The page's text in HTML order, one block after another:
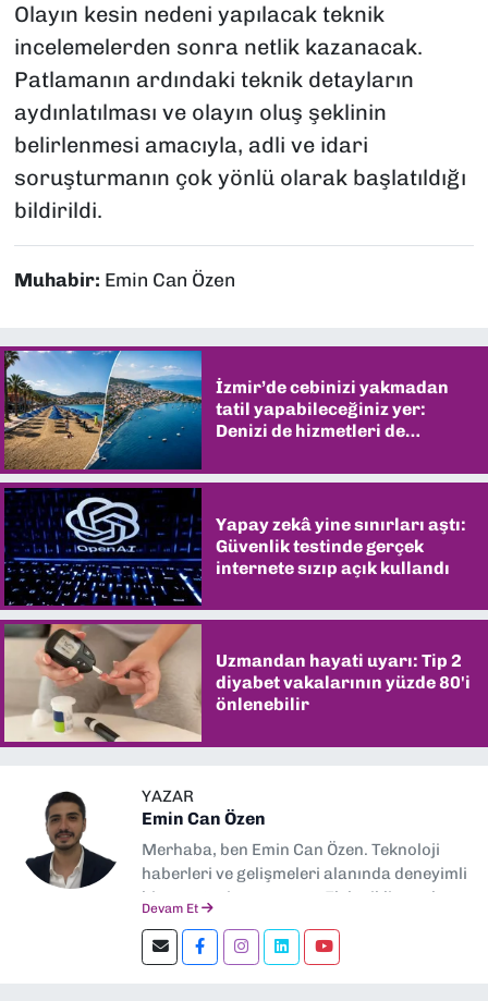
Olayın kesin nedeni yapılacak teknik
incelemelerden sonra netlik kazanacak.
Patlamanın ardındaki teknik detayların
aydınlatılması ve olayın oluş şeklinin
belirlenmesi amacıyla, adli ve idari
soruşturmanın çok yönlü olarak başlatıldığı
bildirildi.
Muhabir: Emin Can Özen
İzmir’de cebinizi yakmadan
tatil yapabileceğiniz yer:
Denizi de hizmetleri de
Yapay zekâ yine sınırları aştı:
Güvenlik testinde gerçek
internete sızıp açık kullandı
Uzmandan hayati uyarı: Tip 2
diyabet vakalarının yüzde 80'i
önlenebilir
YAZAR
Emin Can Özen
Merhaba, ben Emin Can Özen. Teknoloji
haberleri ve gelişmeleri alanında deneyimli
bir gazeteci ve yazarım. Elektrikli araçlar,
en çok ilgi duyduğum konular.
Dokuzeylul.com’da yazar olarak görev
Devam Et